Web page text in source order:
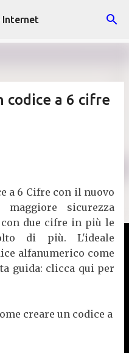
principali
Internet
codice a 6 cifre
a 6 Cifre con il nuovo
maggiore sicurezza
due cifre in più le
di più. L'ideale
alfanumerico come
guida: clicca qui per
creare un codice a